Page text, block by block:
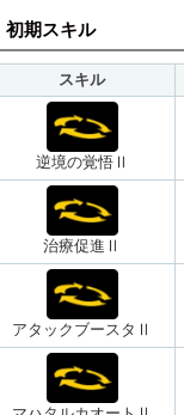
初期スキル
スキル
逆境の覚悟Ⅱ
治療促進Ⅱ
アタックブースタⅡ